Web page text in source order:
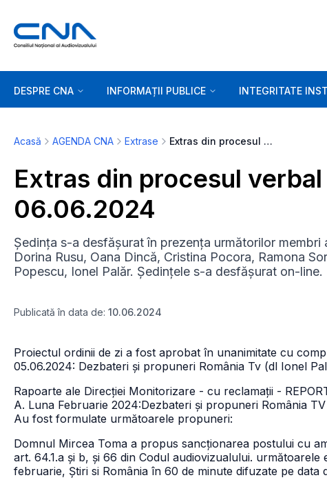
DESPRE CNA INFORMAȚII PUBLICE INTEGRITATE
Acasă AGENDA CNA Extrase Extras din procesul verbal al ședinței de joi 06.06.2024
Extras din procesul
06.06.2024
Ședința s-a desfășurat în prezența următorilor
Dorina Rusu, Oana Dincă, Cristina Pocora, Ramona
Popescu, Ionel Palăr. Ședințele s-a desfășurat on-
Publicată în data de: 10.06.2024
Proiectul ordinii de zi a fost aprobat în unanimitate cu
05.06.2024: Dezbateri și propuneri România Tv (dl Ionel
Rapoarte ale Direcției Monitorizare - cu reclamații -
A. Luna Februarie 2024:Dezbateri și propuneri România
Au fost formulate următoarele propuneri:
Domnul Mircea Toma a propus sancționarea postului cu
art. 64.1.a și b, și 66 din Codul audiovizualului. următoarele
februarie, Știri si România în 60 de minute difuzate pe data